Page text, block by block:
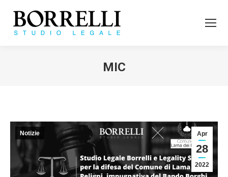
MIC
Apr
28
2022
Notizie